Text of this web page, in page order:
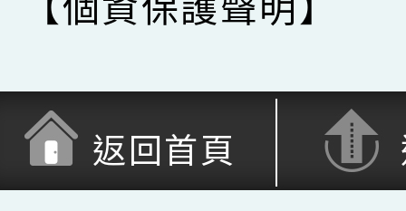
【個資保護聲明】
返回首頁